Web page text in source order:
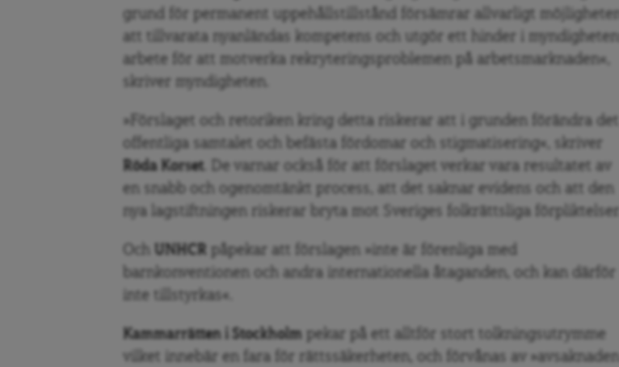
grund för permanent uppehållstillstånd försämrar allvarligt möjligheten
att tillvarata nyanländas kompetens och utgör ett hinder i myndighetens
arbete för att motverka rekryteringsproblemen på arbetsmarknaden«,
skriver myndigheten.
»Förslaget och retoriken kring detta riskerar att i grunden förändra det
offentliga samtalet och befästa fördomar och stigmatisering«, skriver
Röda Korset . De varnar också för att förslaget verkar vara resultatet av
en snabb och ogenomtänkt process, att det saknar evidens och att den
nya lagstiftningen riskerar bryta mot Sveriges folkrättsliga förpliktelser.
Och UNHCR
påpekar att förslagen »inte är förenliga med
barnkonventionen och andra internationella åtaganden, och kan därför
inte tillstyrkas«.
Kammarrätten i Stockholm pekar på ett alltför stort tolkningsutrymme
vilket innebär en fara för rättssäkerheten, och förvånas av »avsaknaden